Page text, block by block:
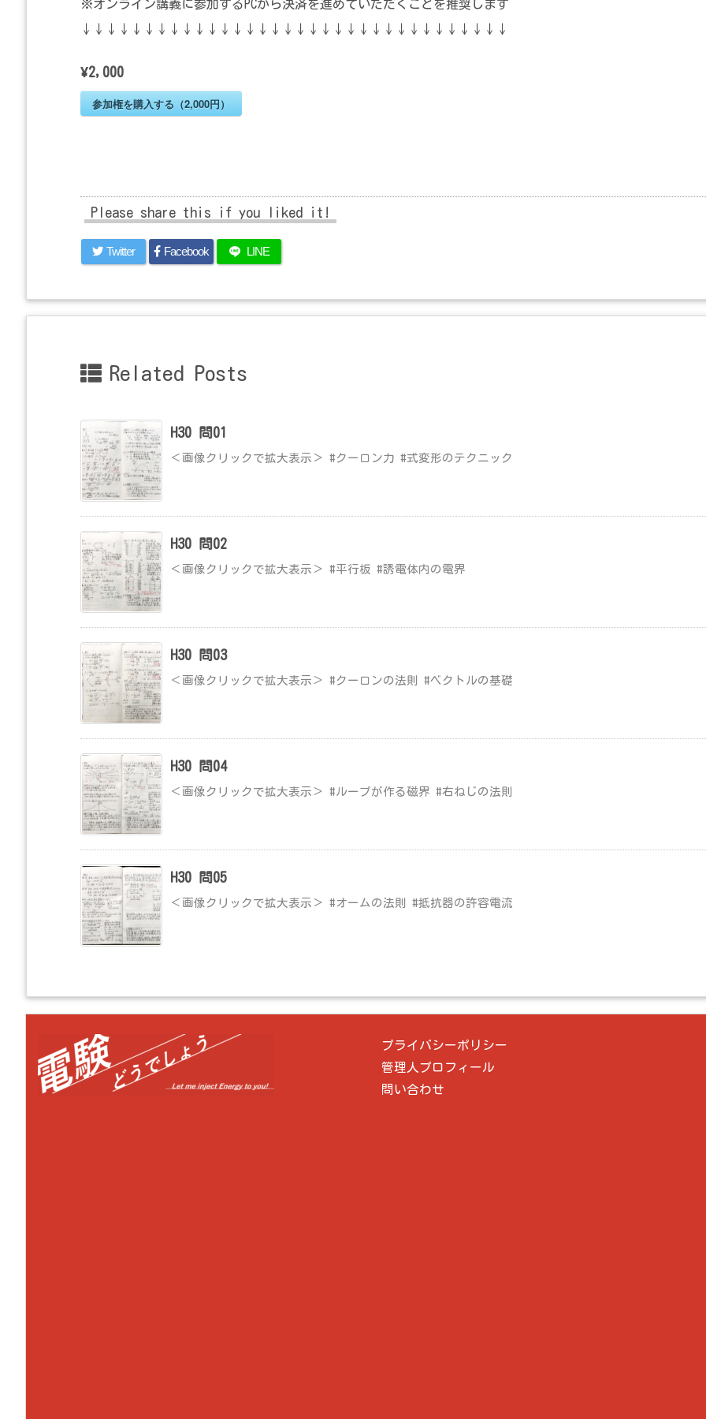
※オンライン講義に参加するPCから決済を進めていただくことを推奨します
↓↓↓↓↓↓↓↓↓↓↓↓↓↓↓↓↓↓↓↓↓↓↓↓↓↓↓↓↓↓↓↓↓↓
¥2,000
参加権を購入する（2,000円）
Please share this if you liked it!
Twitter Facebook LINE
Related Posts
H30 問01
＜画像クリックで拡大表示＞ #クーロン力 #式変形のテクニック
H30 問02
＜画像クリックで拡大表示＞ #平行板 #誘電体内の電界
H30 問03
＜画像クリックで拡大表示＞ #クーロンの法則 #ベクトルの基礎
H30 問04
＜画像クリックで拡大表示＞ #ループが作る磁界 #右ねじの法則
H30 問05
＜画像クリックで拡大表示＞ #オームの法則 #抵抗器の許容電流
プライバシーポリシー
管理人プロフィール
問い合わせ